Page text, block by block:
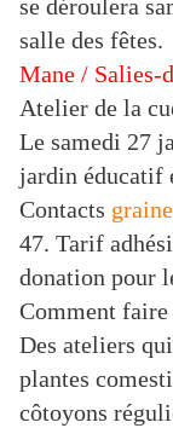
se déroulera
salle des fêtes.
Mane / Salies-
Atelier de la
Le samedi 27
jardin éducatif
Contacts
47. Tarif
donation pour
Comment faire
Des ateliers
plantes
côtoyons